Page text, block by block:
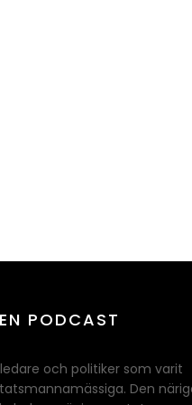
PODCAST
och politiker som varit
Den